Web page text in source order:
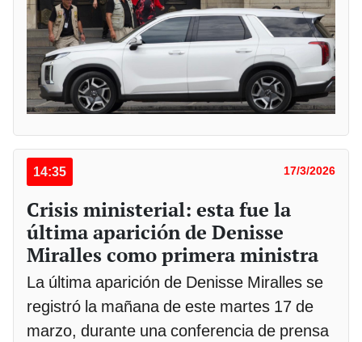
14:35 17/3/2026
Crisis ministerial: esta fue la
última aparición de Denisse
Miralles como primera ministra
La última aparición de Denisse Miralles se
registró la mañana de este martes 17 de
marzo, durante una conferencia de prensa